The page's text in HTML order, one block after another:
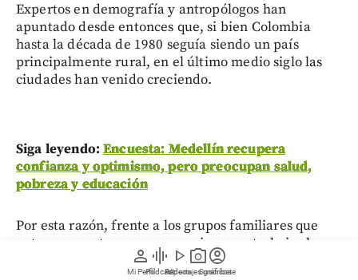
person
Mi Perfil
graphic_eq
Pódcast
play_arrow
Videos
photo_camera
Reportajes gráficos
account_circle
Suscríbete
Expertos en demografía y antropólogos han
apuntado desde entonces que, si bien Colombia
hasta la década de 1980 seguía siendo un país
principalmente rural, en el último medio siglo las
ciudades han venido creciendo.
Siga leyendo:Encuesta: Medellín recupera
confianza y optimismo, pero preocupan salud,
pobreza y educación
Por esta razón, frente a los grupos familiares que
antes eran extensos y necesarios para trabajar la
tierra, la migración a la ciudad generó condiciones